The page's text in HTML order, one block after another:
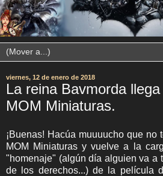
viernes, 12 de enero de 2018
La reina Bavmorda
MOM Miniaturas.
¡Buenas! Hacúa muuuucho que no
MOM Miniaturas y vuelve a la
"homenaje" (algún día alguien va a
de los derechos...) de la película